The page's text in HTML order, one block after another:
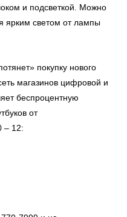
и подсветкой. Можно
ярким светом от лампы
покупку нового
магазинов цифровой и
беспроцентную
от
– 12: